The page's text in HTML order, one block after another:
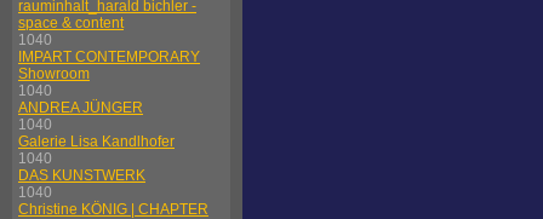
rauminhalt_harald bichler -
space & content
1040
IMPART CONTEMPORARY
Showroom
1040
ANDREA JÜNGER
1040
Galerie Lisa Kandlhofer
1040
DAS KUNSTWERK
1040
Christine KÖNIG | CHAPTER